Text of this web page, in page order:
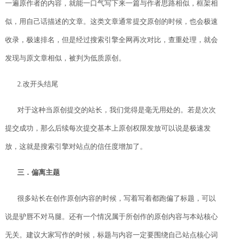
一遍原作者的内容，就能一口气写下来一篇与作者思路相似，框架相
似，用自己话描述的文章。这类文章通常提交原创的时候，也会极速
收录，极速排名，但是经过搜索引擎全网再次对比，查重处理，就会
发现与原文章相似，被判为低质原创。
2.改开头结尾
对于这种当原创提交的站长，我们觉得是毫无用处的。若是次次
提交成功，那么后续每次提交基本上原创权限发放可以说是极速发
放，这就是搜索引擎对站点的信任度增加了。
三．偏离主题
很多站长在创作原创内容的时候，写着写着都跑偏了标题，可以
说是驴唇不对马腿。还有一个情况属于所创作的原创内容与本站核心
无关。建议大家写作的时候，标题与内容一定要围绕自己站点核心词